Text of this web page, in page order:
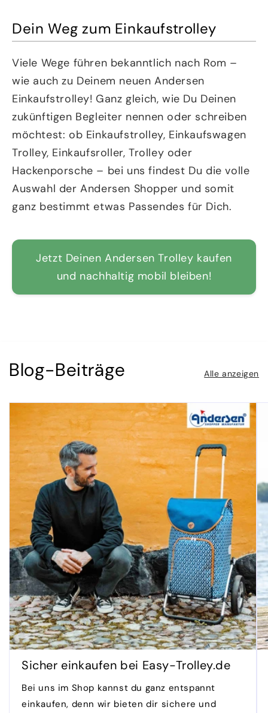
Dein Weg zum Einkaufstrolley
Viele Wege führen bekanntlich nach Rom –
wie auch zu Deinem neuen Andersen
Einkaufstrolley! Ganz gleich, wie Du Deinen
zukünftigen Begleiter nennen oder schreiben
möchtest: ob Einkaufstrolley, Einkaufswagen
Trolley, Einkaufsroller, Trolley oder
Hackenporsche – bei uns findest Du die volle
Auswahl der Andersen Shopper und somit
ganz bestimmt etwas Passendes für Dich.
Jetzt Deinen Andersen Trolley kaufen
und nachhaltig mobil bleiben!
Blog-Beiträge Alle anzeigen
Sicher einkaufen bei Easy-Trolley.de
Bei uns im Shop kannst du ganz entspannt
einkaufen, denn wir bieten dir sichere und